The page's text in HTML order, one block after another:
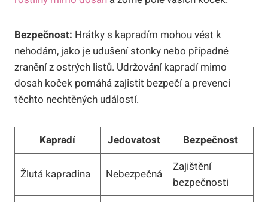
Bezpečnost: Hrátky s kapradím mohou vést k
nehodám, jako je udušení stonky nebo případné
zranění z ostrých listů. Udržování kapradí mimo
dosah koček pomáhá zajistit bezpečí a prevenci
těchto nechtěných událostí.
Kapradí Jedovatost Bezpečnost
Žlutá kapradina Nebezpečná
Zajištění
bezpečnosti